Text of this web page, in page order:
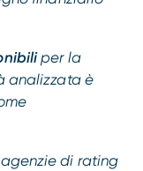
per la
analizzata è
di rating